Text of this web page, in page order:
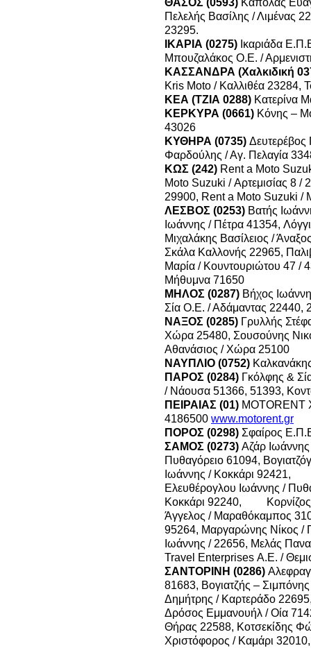
ΘΑΣΟΣ (0593) Κάπολας
Πελελής Βασίλης / Λιμένας
23295.
ΙΚΑΡΙΑ (0275) Ικαριάδα
Μπουζαλάκος Ο.Ε. /
ΚΑΣΣΑΝΔΡΑ (Χαλκιδική
Kris Moto / Καλλιθέα 23284,
ΚΕΑ (ΤΖΙΑ 0288) Κατερίνα
ΚΕΡΚΥΡΑ (0661) Κόνης –
43026
ΚΥΘΗΡΑ (0735)
Φαρδούλης / Αγ. Πελαγία
ΚΩΣ (242) Rent a Moto
Moto Suzuki / Αρτεμισίας 8 /
29900, Rent a Moto Suzuki /
ΛΕΣΒΟΣ (0253) Βατής
Ιωάννης / Πέτρα 41354,
Μιχαλάκης Βασίλειος /
Σκάλα Καλλονής 22965,
Μαρία / Κουντουριώτου 47 /
Μήθυμνα 71650
ΜΗΛΟΣ (0287) Βήχος
Σία Ο.Ε. / Αδάμαντας 22440,
ΝΑΞΟΣ (0285) Γρυλλής
Χώρα 25480, Σουσούνης
Αθανάσιος / Χώρα 25100
ΝΑΥΠΛΙΟ (0752)
ΠΑΡΟΣ (0284) Γκόλφης &
/ Νάουσα 51366, 51393,
ΠΕΙΡΑΙΑΣ (01) MOTORENT
4186500 www.motorent.gr
ΠΟΡΟΣ (0298) Σφαίρος
ΣΑΜΟΣ (0273) Αζάρ
Πυθαγόρειο 61094,
Ιωάννης / Κοκκάρι 92421,
Ελευθέρογλου Ιωάννης /
Κοκκάρι 92240,
Άγγελος / Μαραθόκαμπος
95264, Μαργαρώνης Νίκος /
Ιωάννης / 22656, Μελάς
Travel Enterprises Α.Ε. /
ΣΑΝΤΟΡΙΝΗ (0286)
81683, Βογιατζής –
Δημήτρης / Καρτεράδο
Δρόσος Εμμανουήλ / Οία
Θήρας 22588, Κοτσεκίδης
Χριστόφορος / Καμάρι